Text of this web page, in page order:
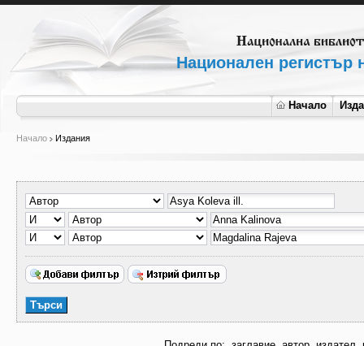
Национален регистър
Начало
Начало Издания